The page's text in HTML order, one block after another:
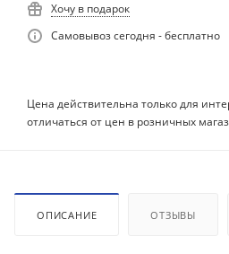
Хочу в подарок
Самовывоз сегодня - бесплатно
Цена действительна только для
отличаться от цен в розничных
ОПИСАНИЕ ОТЗЫВЫ